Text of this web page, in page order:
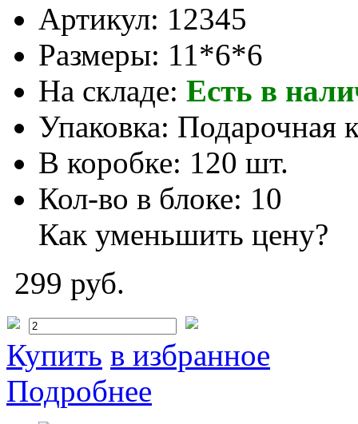
Артикул: 12345
Размеры: 11*6*6
На складе: Есть в
Упаковка: Подарочная
В коробке: 120 шт.
Кол-во в блоке: 10
Как уменьшить цену?
299 руб.
Купить в избранное
Подробнее